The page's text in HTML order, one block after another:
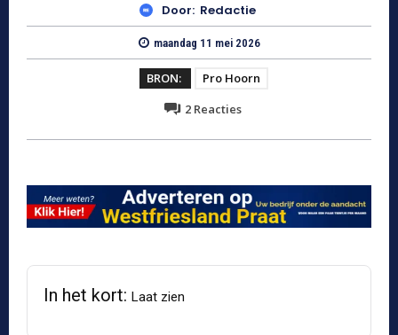
Door: Redactie
maandag 11 mei 2026
BRON:
Pro Hoorn
2Reacties
In het kort: Laat zien